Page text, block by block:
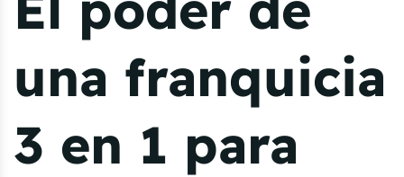
una franquicia
3 en 1 para